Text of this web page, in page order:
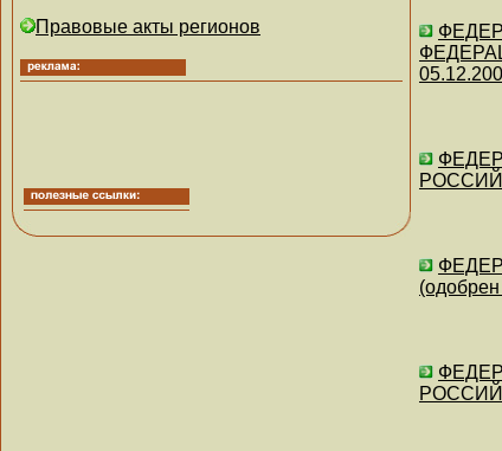
Правовые акты регионов